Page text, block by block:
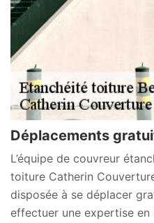
Déplacements
L’équipe de couvreur
toiture Catherin
disposée à se déplacer
effectuer une expertise